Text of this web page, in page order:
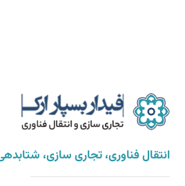
انتقال فناوری، تجاری سازی،